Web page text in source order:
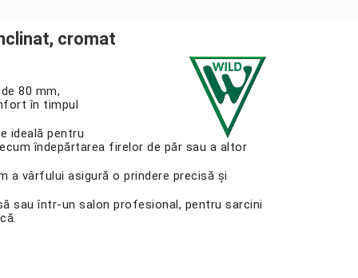
cromat
80 mm,
în timpul
ideală pentru
îndepărtarea firelor de păr sau a altor
a vârfului asigură o prindere precisă și
sau într-un salon profesional, pentru sarcini